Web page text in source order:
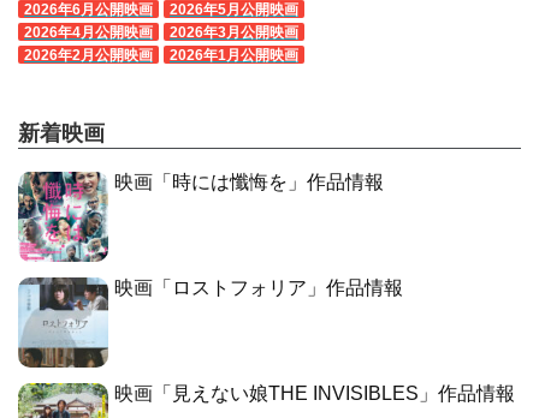
2026年6月公開映画
2026年5月公開映画
2026年4月公開映画
2026年3月公開映画
2026年2月公開映画
2026年1月公開映画
新着映画
映画「時には懺悔を」作品情報
映画「ロストフォリア」作品情報
映画「見えない娘THE INVISIBLES」作品情報